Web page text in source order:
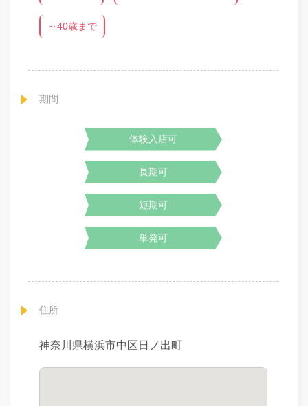
～40歳まで
期間
体験入店可
長期可
短期可
単発可
住所
神奈川県横浜市中区日ノ出町